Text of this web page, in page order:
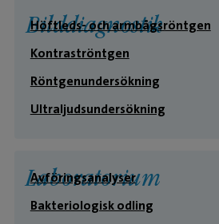
Bilddiagnostik
Höftleds- och armbågsröntgen
Kontraströntgen
Röntgenundersökning
Ultraljudsundersökning
Laboratorium
Avföringsanalyser
Bakteriologisk odling